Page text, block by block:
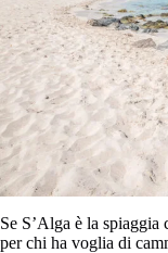
Se S’Alga è la spiaggia
per chi ha voglia di